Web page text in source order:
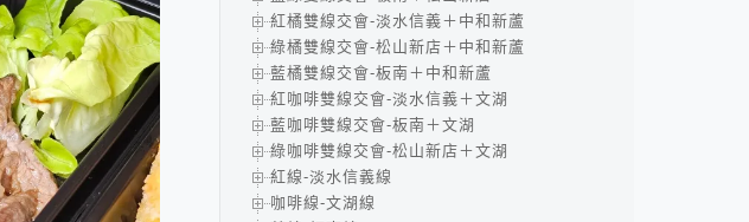
紅橘雙線交會-淡水信義＋中和新蘆
綠橘雙線交會-松山新店＋中和新蘆
藍橘雙線交會-板南＋中和新蘆
紅咖啡雙線交會-淡水信義＋文湖
藍咖啡雙線交會-板南＋文湖
綠咖啡雙線交會-松山新店＋文湖
紅線-淡水信義線
咖啡線-文湖線